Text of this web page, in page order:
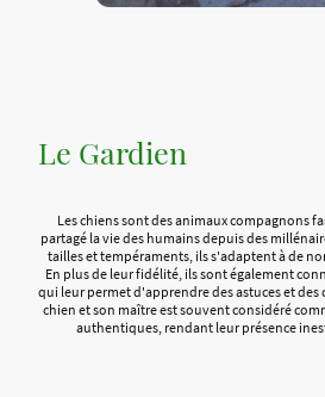
Le Gardien
Les chiens sont des animaux compagnons
partagé la vie des humains depuis des
tailles et tempéraments, ils s'adaptent à de
En plus de leur fidélité, ils sont également
qui leur permet d'apprendre des astuces et des
chien et son maître est souvent considéré
authentiques, rendant leur présence